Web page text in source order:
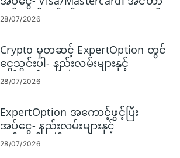
နက်ဘဏ်လုပ်ငန်း၊ E-payments နှင့်
Crypto
28/07/2026
Crypto မှတဆင့် ExpertOption တွင်
ငွေသွင်းပါ- နည်းလမ်းများနှင့်
ကန့်သတ်ချက်များ
28/07/2026
ExpertOption အကောင့်ဖွင့်ပြီး
အပ်ငွေ- နည်းလမ်းများနှင့်
ကန့်သတ်ချက်များ
28/07/2026